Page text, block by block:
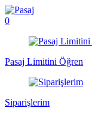
0
Pasaj Limitini Öğren
Siparişlerim